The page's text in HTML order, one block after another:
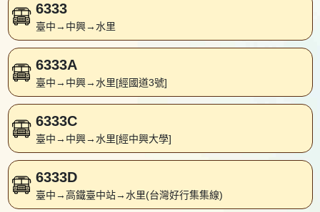
6333
臺中→中興→水里
6333A
臺中→中興→水里[經國道3號]
6333C
臺中→中興→水里[經中興大學]
6333D
臺中→高鐵臺中站→水里(台灣好行集集線)